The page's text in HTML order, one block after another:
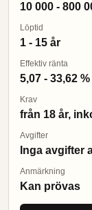
10 000 - 800
Löptid
1 - 15 år
Effektiv ränta
5,07 - 33,62 %
Krav
från 18 år,
Avgifter
Inga avgifter
Anmärkning
Kan prövas